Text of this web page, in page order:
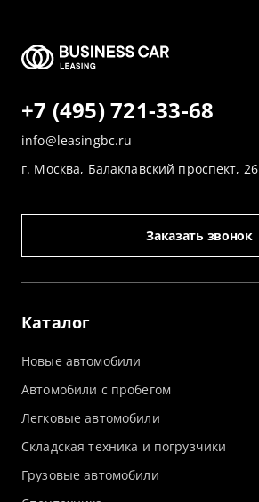
Каталог
Новые автомобили
Автомобили с пробегом
Легковые автомобили
Складская техника и погрузчики
Грузовые автомобили
+7 (495) 721-33-68
info@leasingbc.ru
г. Москва, Балаклавский проспект, 26
Заказать звонок